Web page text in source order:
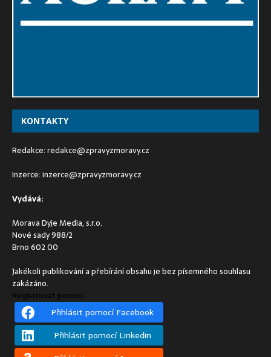
KONTAKTY
Redakce:redakce@zpravyzmoravy.cz
Inzerce:inzerce@zpravyzmoravy.cz
Vydává:
Morava Dyje Media, s.r.o.
Nové sady 988/2
Brno 602 00
Jakékoli publikování a přebírání obsahu je bez písemného souhlasu
zakázáno.
Registrovat pomocí
Přihlásit pomocí Facebook
Přihlásit pomocí Linkedin